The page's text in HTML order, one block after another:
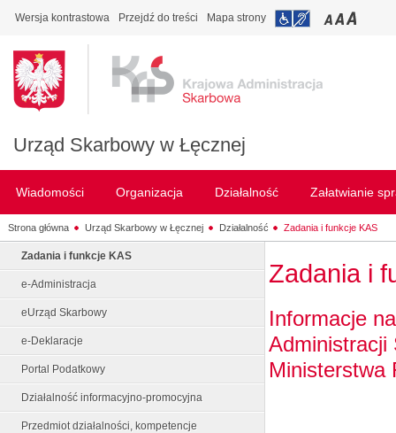
Wersja kontrastowa Przejdź do treści Mapa strony
Urząd Skarbowy w Łęcznej
Wiadomości Organizacja Działalność Załatwianie
Strona główna Urząd Skarbowy w Łęcznej Działalność Zadania i funkcje KAS
Zadania i funkcje KAS
e-Administracja
eUrząd Skarbowy
e-Deklaracje
Portal Podatkowy
Działalność informacyjno-promocyjna
Przedmiot działalności, kompetencje
Zadania i
Informacje
Administracji
Ministerstwa